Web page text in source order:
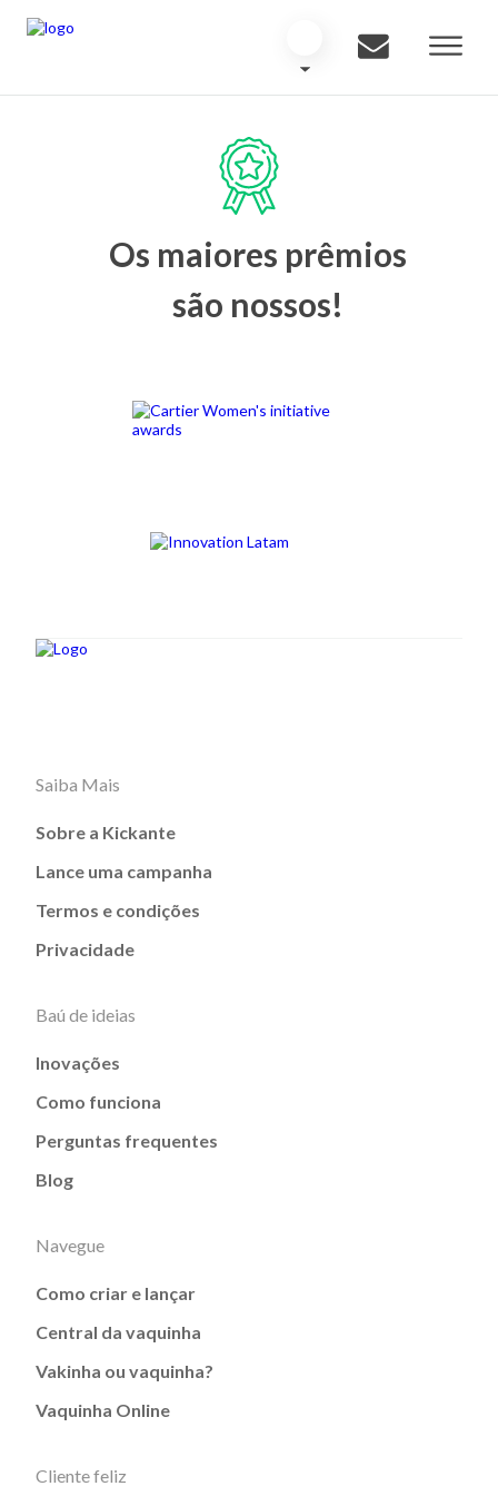
Os maiores prêmios
são nossos!
Saiba Mais
Sobre a Kickante
Lance uma campanha
Termos e condições
Privacidade
Baú de ideias
Inovações
Como funciona
Perguntas frequentes
Blog
Navegue
Como criar e lançar
Central da vaquinha
Vakinha ou vaquinha?
Vaquinha Online
Cliente feliz